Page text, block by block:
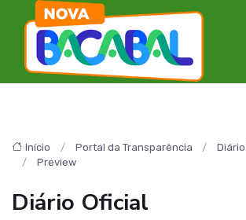
Início Portal da Transparência
Preview
Diário Oficial